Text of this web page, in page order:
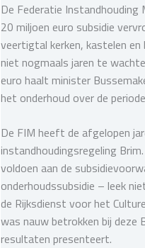
De Federatie
20 miljoen euro subsidie
veertigtal kerken, kastelen
niet nogmaals jaren te
euro haalt minister
het onderhoud over de
De FIM heeft de afgelopen
instandhoudingsregeling
voldoen aan de
onderhoudssubsidie – leek
de Rijksdienst voor het
was nauw betrokken bij deze
resultaten presenteert.